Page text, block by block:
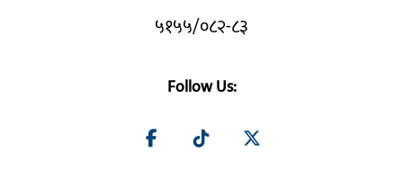
५१५५/०८२-८३
Follow Us: